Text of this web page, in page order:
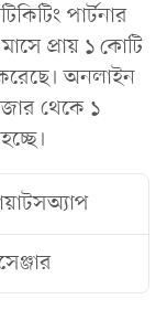
পার্টনার
প্রায় ১ কোটি
অনলাইন
থেকে ১